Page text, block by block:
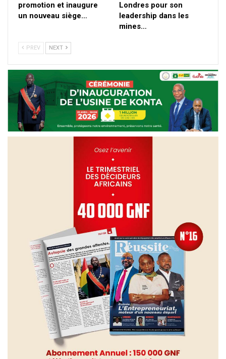
promotion et inaugure
un nouveau siège…
Londres pour son
leadership dans les
mines…
PREV NEXT